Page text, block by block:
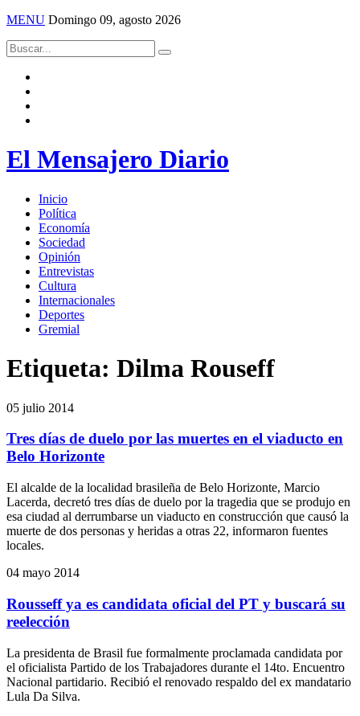
MENU Domingo 09, agosto 2026
El Mensajero Diario
Inicio
Política
Economía
Sociedad
Opinión
Entrevistas
Cultura
Internacionales
Deportes
Gremial
Etiqueta: Dilma Rouseff
05 julio 2014
Tres días de duelo por las muertes en el viaducto en
Belo Horizonte
El alcalde de la localidad brasileña de Belo Horizonte, Marcio
Lacerda, decretó tres días de duelo por la tragedia que se produjo en
esa ciudad al derrumbarse un viaducto en construcción que causó la
muerte de dos personas y heridas a otras 22, informaron fuentes
locales.
04 mayo 2014
Rousseff ya es candidata oficial del PT y buscará su
reelección
La presidenta de Brasil fue formalmente proclamada candidata por
el oficialista Partido de los Trabajadores durante el 14to. Encuentro
Nacional partidario. Recibió el renovado respaldo del ex mandatario
Lula Da Silva.